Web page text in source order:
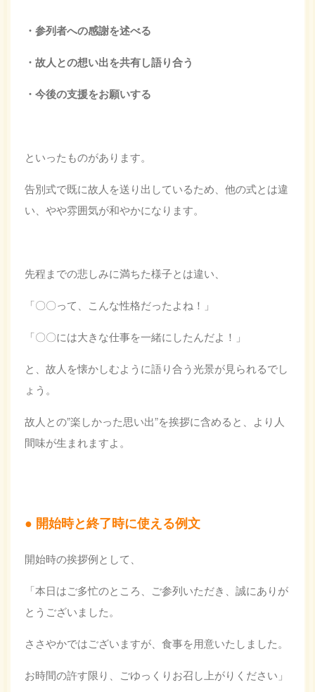
・参列者への感謝を述べる
・故人との想い出を共有し語り合う
・今後の支援をお願いする
といったものがあります。
告別式で既に故人を送り出しているため、他の式とは違
い、やや雰囲気が和やかになります。
先程までの悲しみに満ちた様子とは違い、
「〇〇って、こんな性格だったよね！」
「〇〇には大きな仕事を一緒にしたんだよ！」
と、故人を懐かしむように語り合う光景が見られるでし
ょう。
故人との”楽しかった思い出”を挨拶に含めると、より人
間味が生まれますよ。
開始時と終了時に使える例文
開始時の挨拶例として、
「本日はご多忙のところ、ご参列いただき、誠にありが
とうございました。
ささやかではございますが、食事を用意いたしました。
お時間の許す限り、ごゆっくりお召し上がりください」